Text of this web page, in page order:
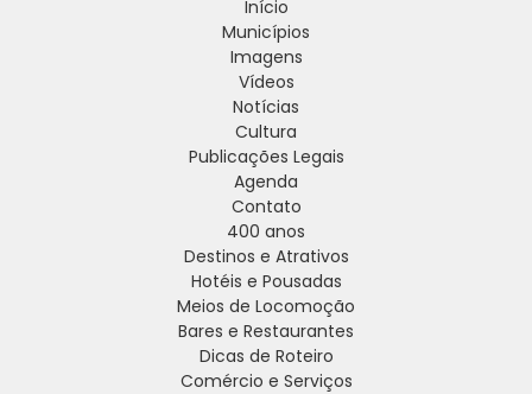
Início
Municípios
Imagens
Vídeos
Notícias
Cultura
Publicações Legais
Agenda
Contato
400 anos
Destinos e Atrativos
Hotéis e Pousadas
Meios de Locomoção
Bares e Restaurantes
Dicas de Roteiro
Comércio e Serviços